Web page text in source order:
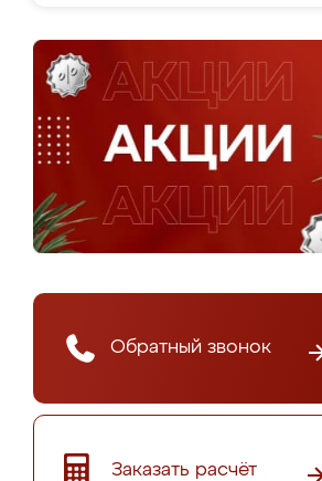
Обратный звонок
Заказать расчёт